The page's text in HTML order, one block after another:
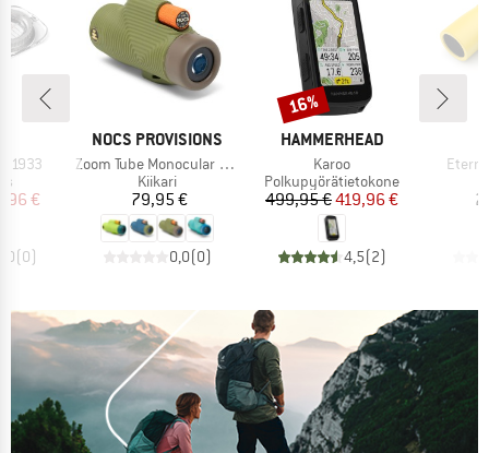
1933
hinta
€
(0)
MERKKI
NOCS PROVISIONS
Tuote
Zoom Tube Monocular 32mm
Tuoteryhmä
Kiikari
Hinta
79,95 €
0,0(0)
MERKKI
HAMMERHEAD
Tuote
Karoo
Tuoteryhmä
Polkupyörätietokone
Hinta
499,95 €Alennettu hinta
419,96 €
4,5(2)
Alennus
16%
Tuote